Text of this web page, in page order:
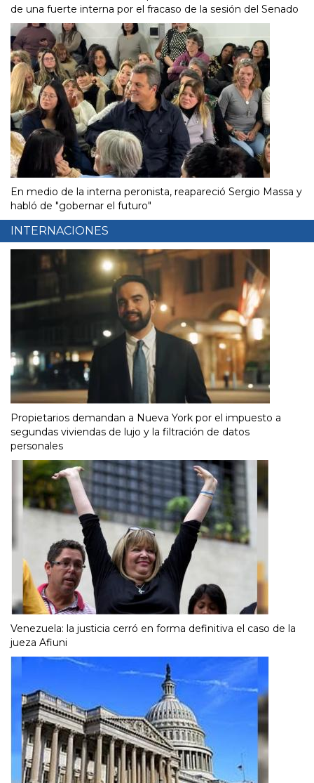
de una fuerte interna por el fracaso de la sesión del Senado
En medio de la interna peronista, reapareció Sergio Massa y
habló de "gobernar el futuro"
INTERNACIONES
Propietarios demandan a Nueva York por el impuesto a
segundas viviendas de lujo y la filtración de datos
personales
Venezuela: la justicia cerró en forma definitiva el caso de la
jueza Afiuni